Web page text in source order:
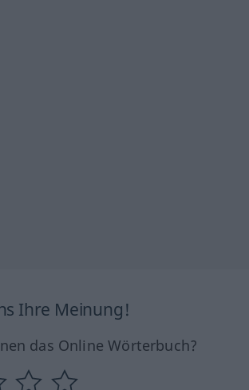
Ihre Meinung!
das Online Wörterbuch?